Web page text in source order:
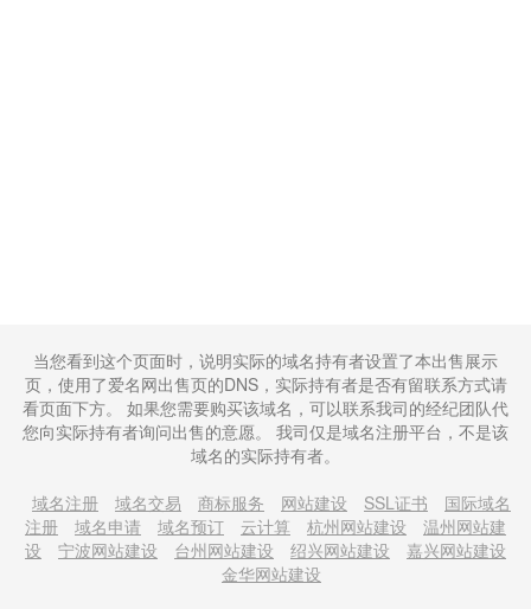
当您看到这个页面时，说明实际的域名持有者设置了本出售展示
页，使用了爱名网出售页的DNS，实际持有者是否有留联系方式请
看页面下方。 如果您需要购买该域名，可以联系我司的经纪团队代
您向实际持有者询问出售的意愿。 我司仅是域名注册平台，不是该
域名的实际持有者。
域名注册
域名交易 商标服务 网站建设 SSL证书
国际域名
注册
域名申请 域名预订 云计算 杭州网站建设
温州网站建
设
宁波网站建设 台州网站建设 绍兴网站建设
嘉兴网站建设
金华网站建设